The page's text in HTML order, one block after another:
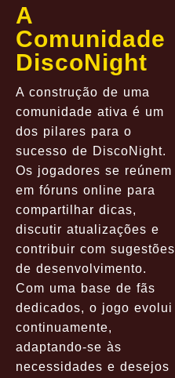
A
Comunidade
DiscoNight
A construção de uma
comunidade ativa é um
dos pilares para o
sucesso de DiscoNight.
Os jogadores se reúnem
em fóruns online para
compartilhar dicas,
discutir atualizações e
contribuir com sugestões
de desenvolvimento.
Com uma base de fãs
dedicados, o jogo evolui
continuamente,
adaptando-se às
necessidades e desejos